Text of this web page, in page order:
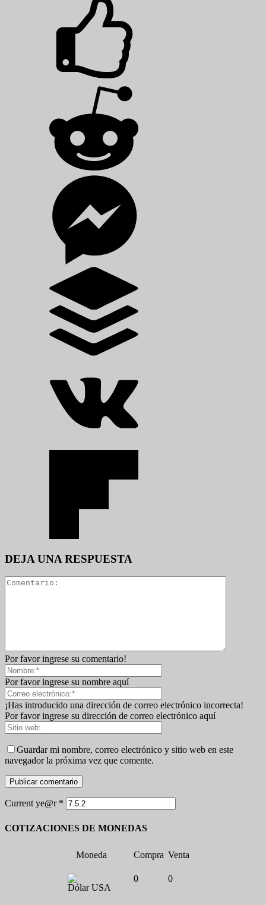
DEJA UNA RESPUESTA
Por favor ingrese su comentario!
Por favor ingrese su nombre aquí
¡Has introducido una dirección de correo electrónico incorrecta!
Por favor ingrese su dirección de correo electrónico aquí
Guardar mi nombre, correo electrónico y sitio web en este
navegador la próxima vez que comente.
Current ye@r *
COTIZACIONES DE MONEDAS
Moneda Compra Venta
Dólar USA
0 0